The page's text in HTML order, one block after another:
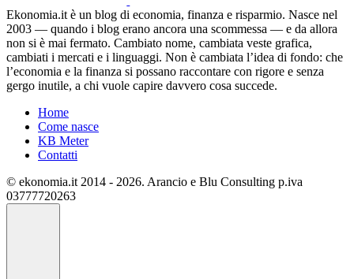
Ekonomia.it è un blog di economia, finanza e risparmio. Nasce nel
2003 — quando i blog erano ancora una scommessa — e da allora
non si è mai fermato. Cambiato nome, cambiata veste grafica,
cambiati i mercati e i linguaggi. Non è cambiata l’idea di fondo: che
l’economia e la finanza si possano raccontare con rigore e senza
gergo inutile, a chi vuole capire davvero cosa succede.
Home
Come nasce
KB Meter
Contatti
© ekonomia.it 2014 - 2026. Arancio e Blu Consulting p.iva
03777720263